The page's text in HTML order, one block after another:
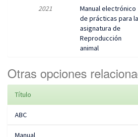
2021
Manual electrónico
de prácticas para la
asignatura de
Reproducción
animal
Otras opciones
Título
ABC
Manual